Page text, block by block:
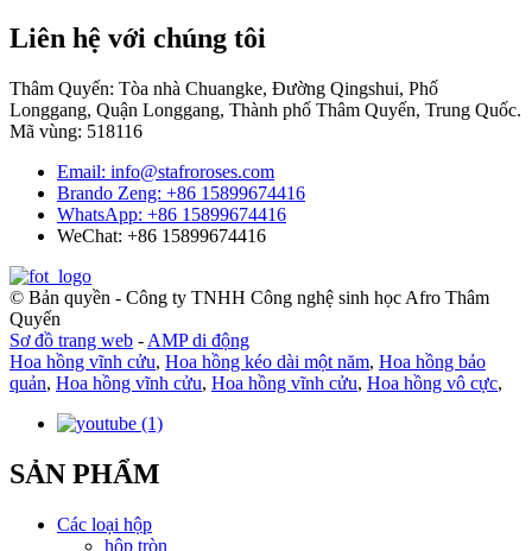
Liên hệ với chúng tôi
Thâm Quyến: Tòa nhà Chuangke, Đường Qingshui, Phố
Longgang, Quận Longgang, Thành phố Thâm Quyến, Trung Quốc.
Mã vùng: 518116
Email: info@stafroroses.com
Brando Zeng: +86 15899674416
WhatsApp: +86 15899674416
WeChat: +86 15899674416
© Bản quyền - Công ty TNHH Công nghệ sinh học Afro Thâm
Quyến
Sơ đồ trang web - AMP di động
Hoa hồng vĩnh cửu, Hoa hồng kéo dài một năm, Hoa hồng bảo
quản, Hoa hồng vĩnh cửu, Hoa hồng vĩnh cửu, Hoa hồng vô cực,
SẢN PHẨM
Các loại hộp
hộp tròn